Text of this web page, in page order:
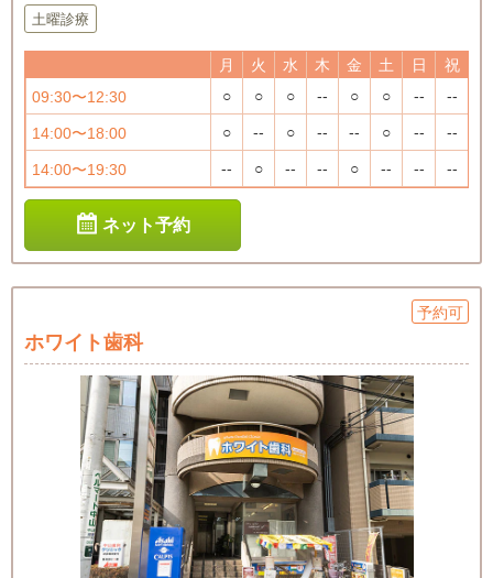
土曜診療
月 火 水 木 金 土 日
祝
09:30〜12:30
○ ○ ○ -- ○ ○ -- --
14:00〜18:00 ○ -- ○ -- -- ○ -- --
14:00〜19:30 -- ○ -- -- ○ -- -- --
ネット予約
予約可
ホワイト歯科